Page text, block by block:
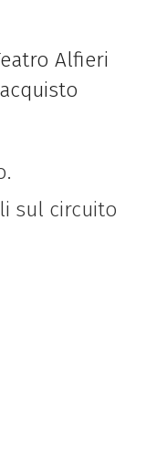
Alfieri
sul circuito